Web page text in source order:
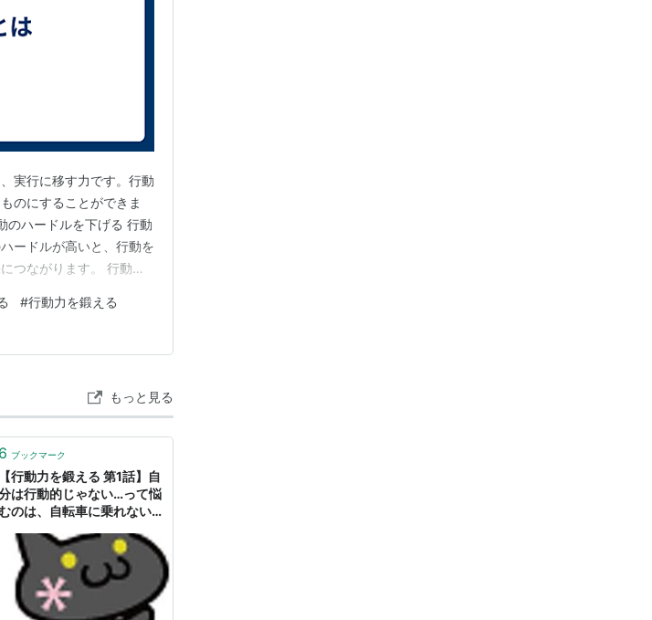
実行に移す力です。行動
のにすることができま
のハードルを下げる 行動
ードルが高いと、行動を
つながります。 行動の
ットを目標としている
#行動力を鍛える
もっと見る
6 ブックマーク
【行動力を鍛える 第1話】自
は行動的じゃない…って悩
のは、自転車に乗れない子